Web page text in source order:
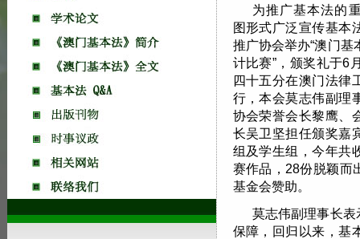
为推广基本法的
图形式广泛宣传基本
推广协会举办“澳门基
计比赛”，颁奖礼于6
四十五分在澳门法律
行，本会莫志伟副理
协会荣誉会长黎鹰、
长吴卫坚担任颁奖嘉
组及学生组，今年共
赛作品，28份脱颖而
基金会赞助。
莫志伟副理事长
保障，回归以来，基